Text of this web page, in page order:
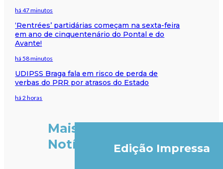
há 47 minutos
‘Rentrées’ partidárias começam na sexta-feira
em ano de cinquentenário do Pontal e do
Avante!
há 58 minutos
UDIPSS Braga fala em risco de perda de
verbas do PRR por atrasos do Estado
há 2 horas
Mais
Notícias
Edição Impressa